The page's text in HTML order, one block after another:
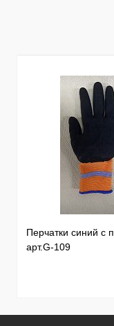
Перчатки синий с
арт.G-109